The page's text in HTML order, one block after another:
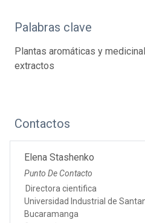
Palabras clave
Plantas aromáticas y
extractos
Contactos
Elena Stashenko
Punto De Contacto
Directora cientifica
Universidad Industrial de
Bucaramanga